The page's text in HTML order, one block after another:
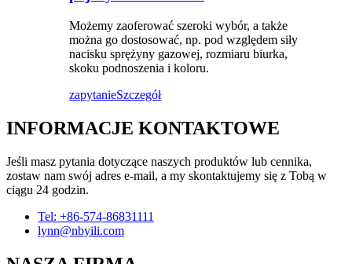
Możemy zaoferować szeroki wybór, a także
można go dostosować, np. pod względem siły
nacisku sprężyny gazowej, rozmiaru biurka,
skoku podnoszenia i koloru.
zapytanieSzczegół
INFORMACJE KONTAKTOWE
Jeśli masz pytania dotyczące naszych produktów lub cennika,
zostaw nam swój adres e-mail, a my skontaktujemy się z Tobą w
ciągu 24 godzin.
Tel: +86-574-86831111
lynn@nbyili.com